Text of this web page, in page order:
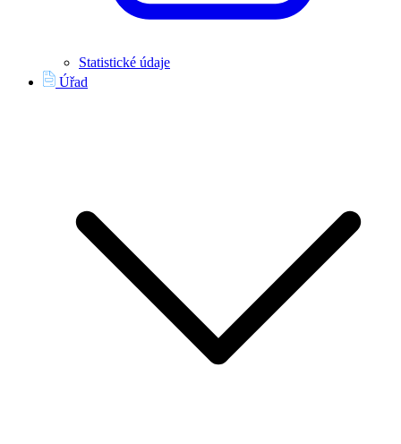
Statistické údaje
Úřad